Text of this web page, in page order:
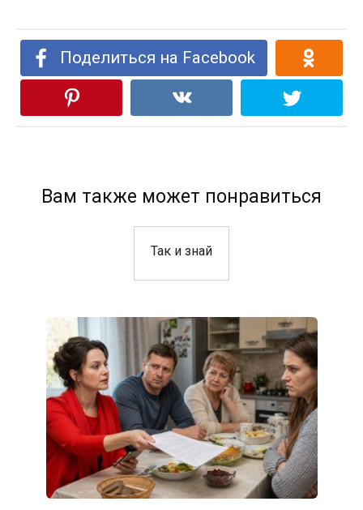
Поделиться на Facebook
Вам также может понравиться
Так и знай